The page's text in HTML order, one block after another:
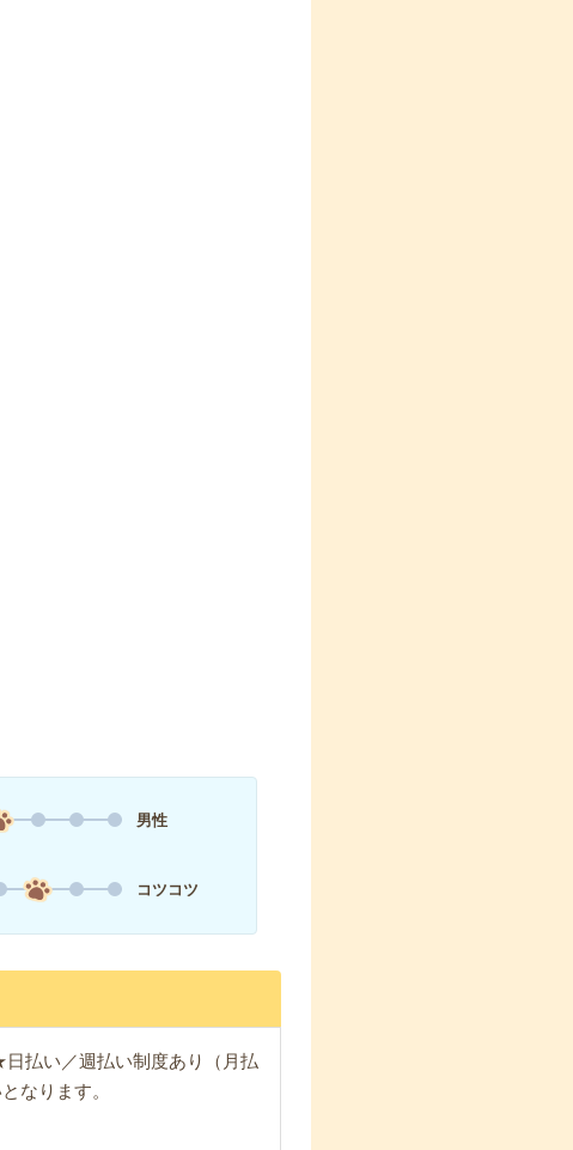
男性
コツコツ
払い／週払い制度あり（月払
なります。